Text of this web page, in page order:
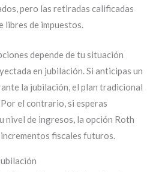
pero las retiradas calificadas
libres de impuestos.
depende de tu situación
en jubilación. Si anticipas un
la jubilación, el plan tradicional
el contrario, si esperas
nivel de ingresos, la opción Roth
fiscales futuros.